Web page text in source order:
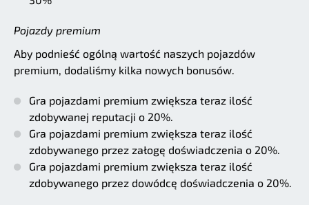
Pojazdy premium
Aby podnieść ogólną wartość naszych pojazdów
premium, dodaliśmy kilka nowych bonusów.
Gra pojazdami premium zwiększa teraz ilość
zdobywanej reputacji o 20%.
Gra pojazdami premium zwiększa teraz ilość
zdobywanego przez załogę doświadczenia o 20%.
Gra pojazdami premium zwiększa teraz ilość
zdobywanego przez dowódcę doświadczenia o 20%.